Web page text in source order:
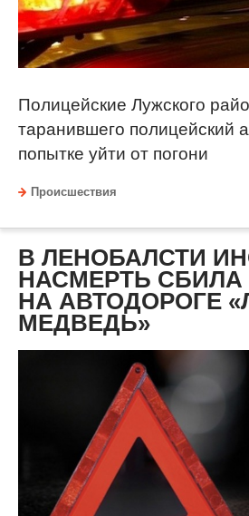
Полицейские Лужского
таранившего полицейский
попытке уйти от погони
Происшествия
В ЛЕНОБАЛСТИ
НАСМЕРТЬ
НА АВТОДОРОГЕ
МЕДВЕДЬ»